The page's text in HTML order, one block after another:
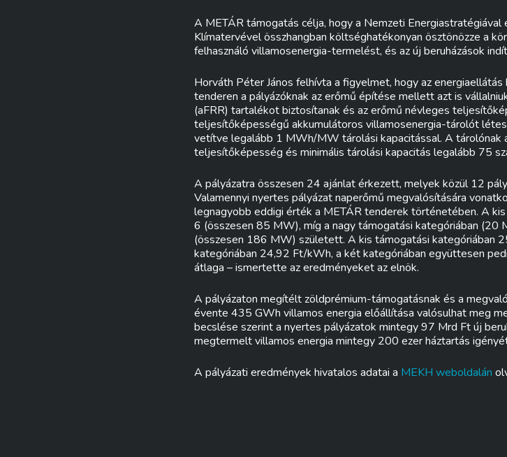
A METÁR támogatás célja, hogy a Nemzeti
Klímatervével összhangban költséghatékonyan ösztönözze a
felhasználó villamosenergia-termelést, és az új beruházások
Horváth Péter János felhívta a figyelmet, hogy az
tenderen a pályázóknak az erőmű építése mellett azt is
(aFRR) tartalékot biztosítanak és az erőmű névleges
teljesítőképességű akkumulátoros villamosenergia-tárolót
vetítve legalább 1 MWh/MW tárolási kapacitással. A tárolónak
teljesítőképesség és minimális tárolási kapacitás legalább 75
A pályázatra összesen 24 ajánlat érkezett, melyek közül 12
Valamennyi nyertes pályázat naperőmű megvalósítására
legnagyobb eddigi érték a METÁR tenderek történetében. A
6 (összesen 85 MW), míg a nagy támogatási kategóriában
(összesen 186 MW) született. A kis támogatási kategóriában
kategóriában 24,92 Ft/kWh, a két kategóriában együttesen
átlaga – ismertette az eredményeket az elnök.
A pályázaton megítélt zöldprémium-támogatásnak és a
évente 435 GWh villamos energia előállítása valósulhat meg
becslése szerint a nyertes pályázatok mintegy 97 Mrd Ft új
megtermelt villamos energia mintegy 200 ezer háztartás
A pályázati eredmények hivatalos adatai a MEKH weboldalán